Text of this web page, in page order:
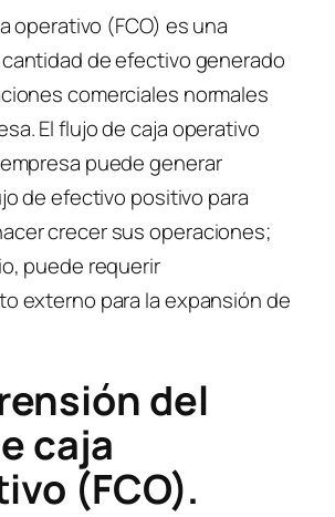
operativo (FCO) es una
de efectivo generado
comerciales normales
El flujo de caja operativo
puede generar
de efectivo positivo para
crecer sus operaciones;
puede requerir
externo para la expansión de
ón del
caja
(FCO).